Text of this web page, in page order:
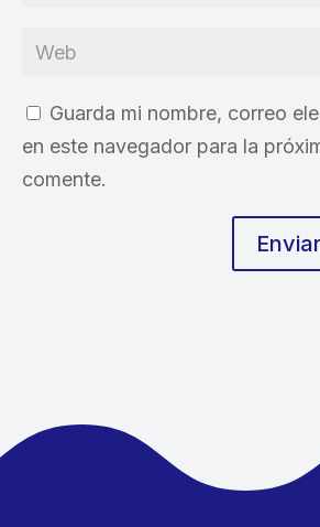
Guarda mi nombre, correo
en este navegador para la
comente.